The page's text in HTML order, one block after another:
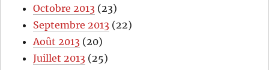
Octobre 2013 (23)
Septembre 2013 (22)
Août 2013 (20)
Juillet 2013 (25)